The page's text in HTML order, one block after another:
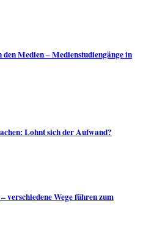
Medien – Medienstudiengänge in
Lohnt sich der Aufwand?
verschiedene Wege führen zum